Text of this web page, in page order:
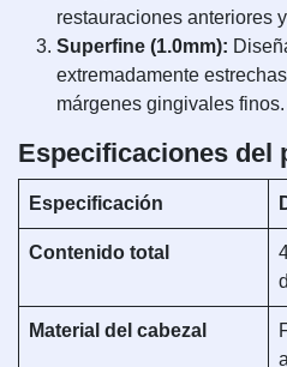
restauraciones anteriores
Superfine (1.0mm):
extremadamente
márgenes gingivales finos.
Especificaciones del
Especificación
Contenido total
Material del cabezal